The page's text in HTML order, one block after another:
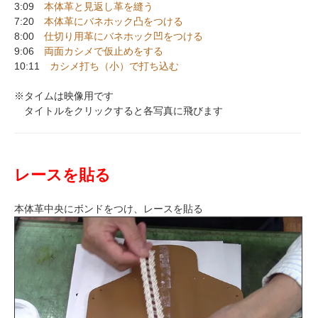
3:09 本体革と見返し革を縫う
7:20 本体革にバネホック凸をつける
8:00 仕切り用革にバネホック凹をつける
9:06 両面カシメで仮止めをする
10:11 カシメ打ち（小）で打ち込む
※タイムは映像用です
タイトルをクリックすると各写真に飛びます
レースを貼る
本体革中央にボンドをつけ、レースを貼る